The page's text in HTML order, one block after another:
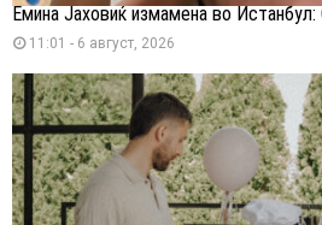
Емина Јаховиќ измамена во Истанбул:
11:01 - 6 август, 2026